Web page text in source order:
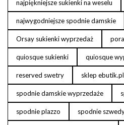
najpiękniejsze sukienki na weselu
najwygodniejsze spodnie damskie
Orsay sukienki wyprzedaż
quiosque sukienki quiosque
reserved swetry sklep ebutik.pl
spodnie damskie wyprzedaże
spodnie plazzo spodnie